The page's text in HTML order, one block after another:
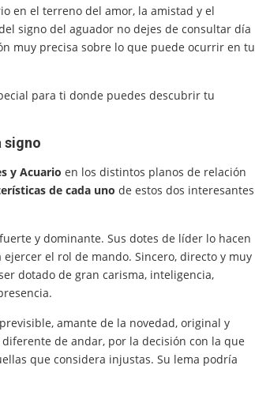
en el terreno del amor, la amistad y el
signo del aguador no dejes de consultar día
muy precisa sobre lo que puede ocurrir en tu
para ti donde puedes descubrir tu
signo
y Acuario en los distintos planos de relación
de cada uno de estos dos interesantes
y dominante. Sus dotes de líder lo hacen
el rol de mando. Sincero, directo y muy
dotado de gran carisma, inteligencia,
amante de la novedad, original y
de andar, por la decisión con la que
que considera injustas. Su lema podría